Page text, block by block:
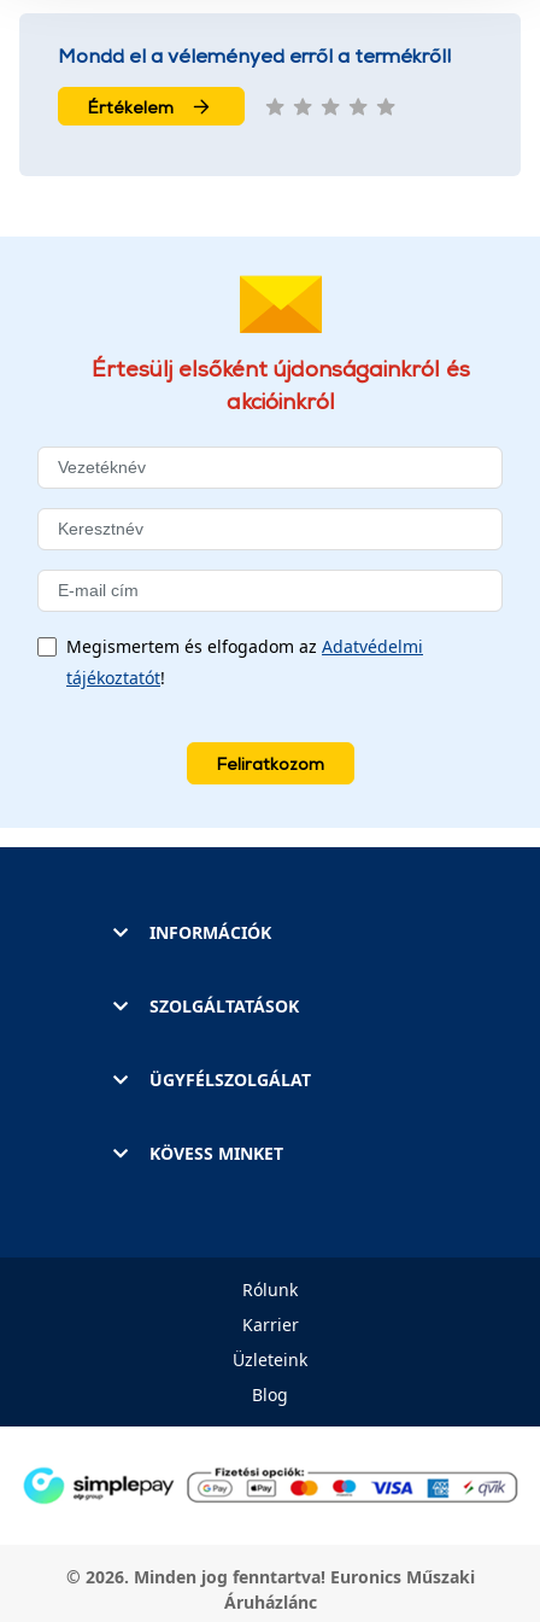
használatával Ön elfogadja a cookie-k használatát.
További információk:ÁSZFés Adatvédelem
Mondd el a véleményed erről a termékről!
Értékelem
Értesülj elsőként újdonságainkról és
akcióinkról
Megismertem és elfogadom az Adatvédelmi
tájékoztatót!
Feliratkozom
INFORMÁCIÓK
SZOLGÁLTATÁSOK
ÜGYFÉLSZOLGÁLAT
KÖVESS MINKET
Rólunk
Karrier
Üzleteink
Blog
© 2026. Minden jog fenntartva! Euronics Műszaki
Áruházlánc